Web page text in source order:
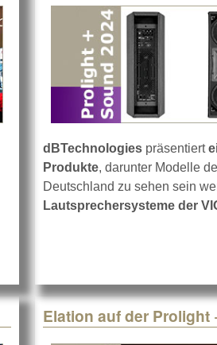
about ETC auf der Prolight + Sound
dBTechnologies präsentiert
Produkte, darunter Modelle
Deutschland zu sehen sein
Lautsprechersysteme der
Elation auf der Prolight